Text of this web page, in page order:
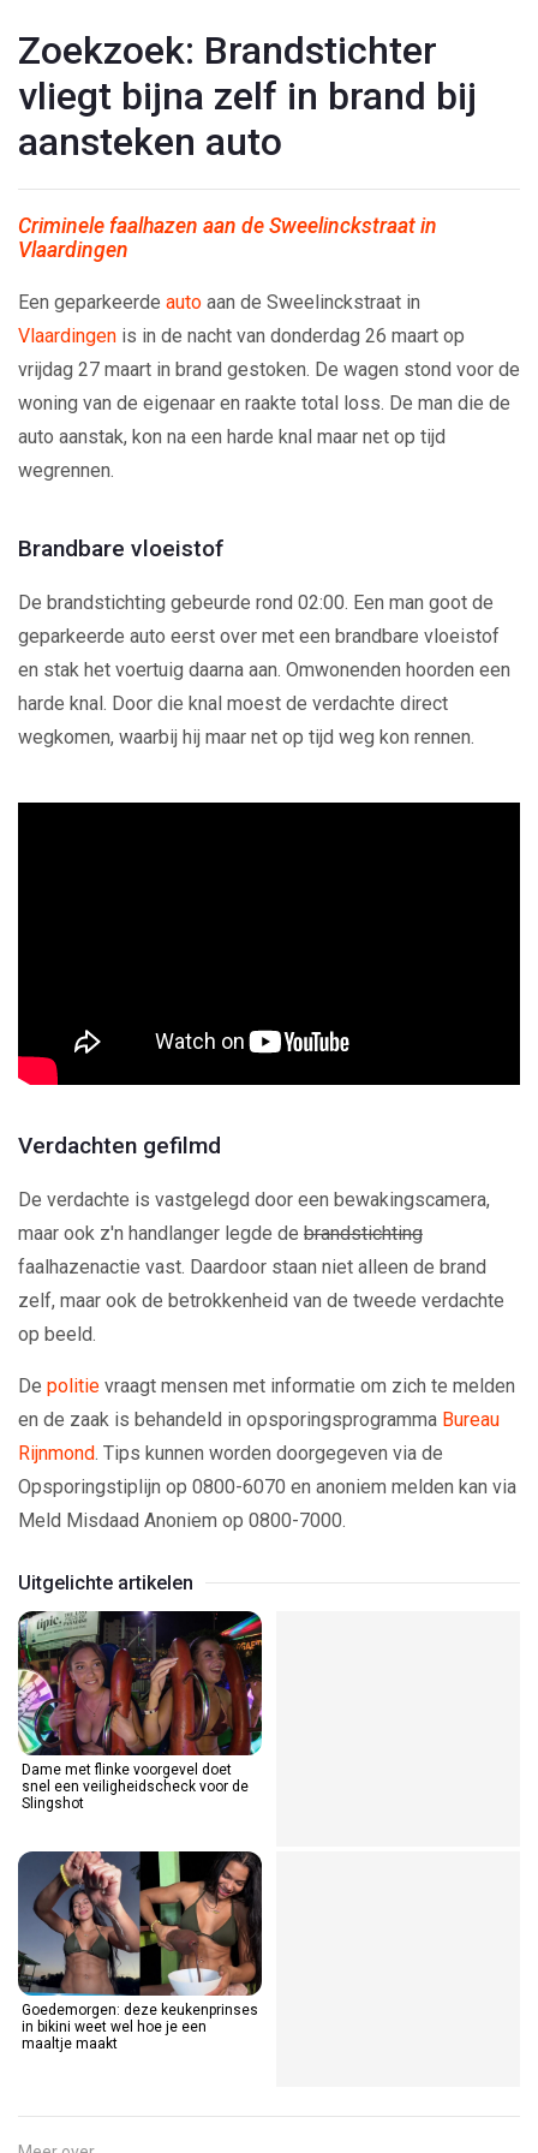
Zoekzoek: Brandstichter
vliegt bijna zelf in brand bij
aansteken auto
Criminele faalhazen aan de Sweelinckstraat in
Vlaardingen
Een geparkeerde auto aan de Sweelinckstraat in
Vlaardingen is in de nacht van donderdag 26 maart op
vrijdag 27 maart in brand gestoken. De wagen stond voor de
woning van de eigenaar en raakte total loss. De man die de
auto aanstak, kon na een harde knal maar net op tijd
wegrennen.
Brandbare vloeistof
De brandstichting gebeurde rond 02:00. Een man goot de
geparkeerde auto eerst over met een brandbare vloeistof
en stak het voertuig daarna aan. Omwonenden hoorden een
harde knal. Door die knal moest de verdachte direct
wegkomen, waarbij hij maar net op tijd weg kon rennen.
Verdachten gefilmd
De verdachte is vastgelegd door een bewakingscamera,
maar ook z'n handlanger legde de brandstichting
faalhazenactie vast. Daardoor staan niet alleen de brand
zelf, maar ook de betrokkenheid van de tweede verdachte
op beeld.
De politie vraagt mensen met informatie om zich te melden
en de zaak is behandeld in opsporingsprogramma Bureau
Rijnmond. Tips kunnen worden doorgegeven via de
Opsporingstiplijn op 0800-6070 en anoniem melden kan via
Meld Misdaad Anoniem op 0800-7000.
Uitgelichte artikelen
Dame met flinke voorgevel doet
snel een veiligheidscheck voor de
Slingshot
Goedemorgen: deze keukenprinses
in bikini weet wel hoe je een
maaltje maakt